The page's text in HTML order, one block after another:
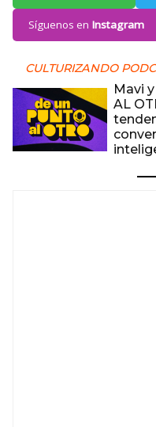
Síguenos en Instagram
CULTURIZANDO
Mavi
AL